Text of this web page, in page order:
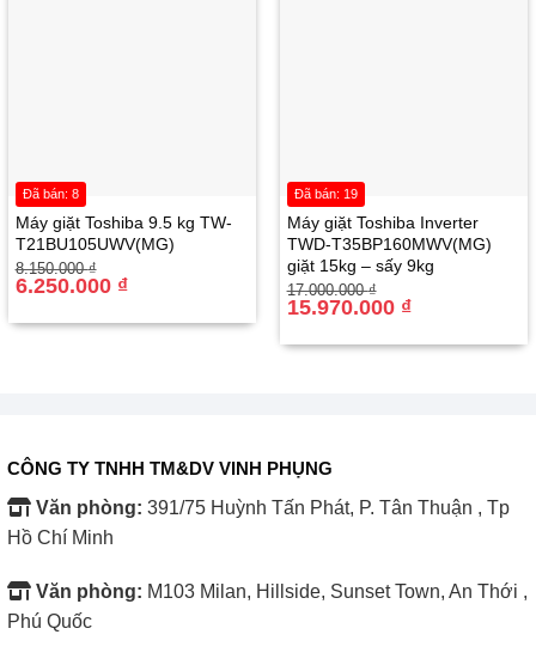
Máy giặt Toshiba 9.5 kg TW-
T21BU105UWV(MG)
8.150.000₫
Giá
gốc
6.250.000 ₫
Giá
hiện
6.250.000 ₫.
Đã bán: 8
Máy giặt Toshiba Inverter
TWD-T35BP160MWV(MG)
giặt 15kg – sấy 9kg
17.000.000₫
Giá
gốc
15.970.000 ₫
Giá
hiện
15.970.000 ₫.
Đã bán: 19
CÔNG TY TNHH TM&DV VINH PHỤNG
Văn phòng: 391/75 Huỳnh Tấn Phát, P. Tân Thuận , Tp
Hồ Chí Minh
Văn phòng: M103 Milan, Hillside, Sunset Town, An Thới ,
Phú Quốc